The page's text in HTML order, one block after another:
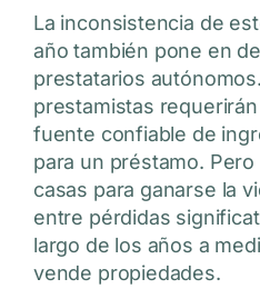
La inconsistencia de
año también pone en
prestatarios
prestamistas
fuente confiable de
para un préstamo.
casas para ganarse la
entre pérdidas
largo de los años a
vende propiedades.